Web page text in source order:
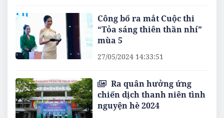
Công bố ra mắt Cuộc thi
“Tỏa sáng thiên thần nhí”
mùa 5
27/05/2024 14:33:51
Ra quân hưởng ứng
chiến dịch thanh niên tình
nguyện hè 2024